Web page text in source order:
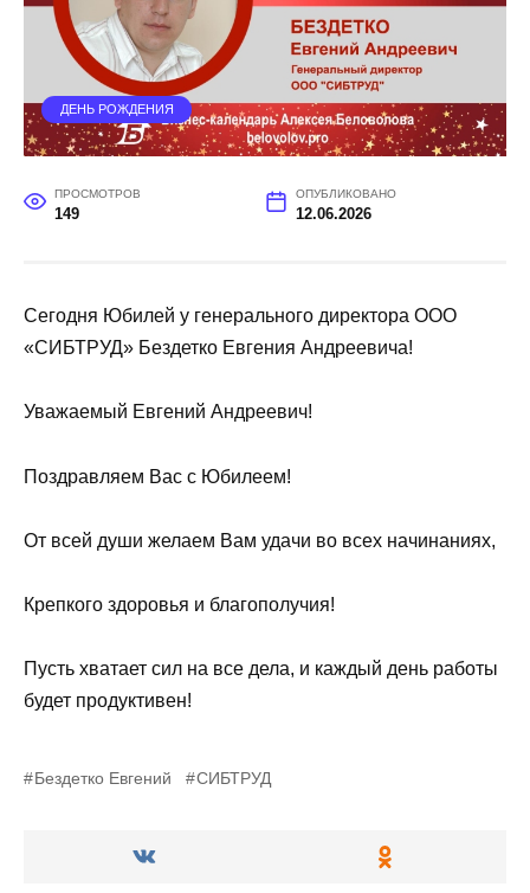
ДЕНЬ РОЖДЕНИЯ
ПРОСМОТРОВ
149
ОПУБЛИКОВАНО
12.06.2026
Сегодня Юбилей у генерального директора ООО
«СИБТРУД» Бездетко Евгения Андреевича!
Уважаемый Евгений Андреевич!
Поздравляем Вас с Юбилеем!
От всей души желаем Вам удачи во всех начинаниях,
Крепкого здоровья и благополучия!
Пусть хватает сил на все дела, и каждый день работы
будет продуктивен!
Бездетко Евгений СИБТРУД